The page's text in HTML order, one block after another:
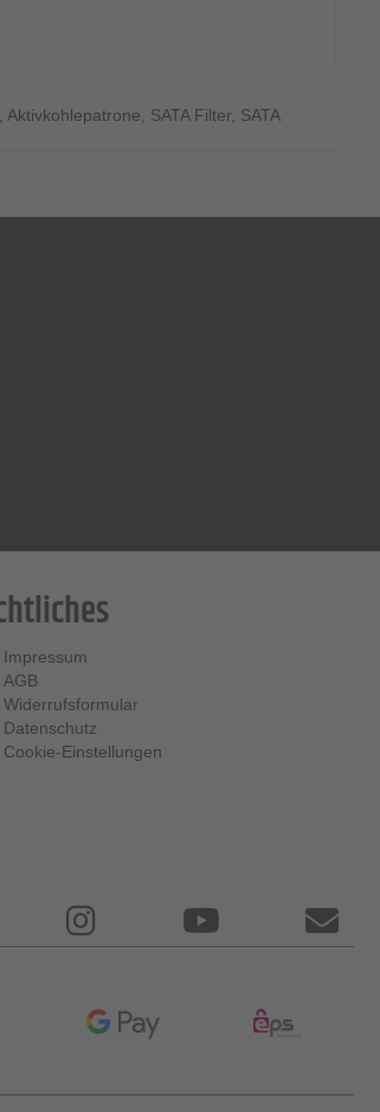
Aktivkohlepatrone SATA Filter SATA
Impressum
AGB
Widerrufsformular
Datenschutz
Cookie-Einstellungen